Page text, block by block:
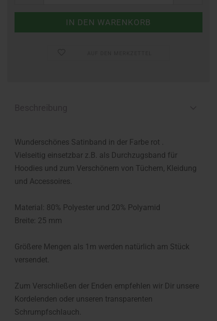
Wunderschönes Satinband in der Farbe rot .
Vielseitig einsetzbar z.B. als Durchzugsband für
Hoodies und zum Verschönern von Tüchern, Kleidung
und Accessoires.
Material: 80% Polyester und 20% Polyamid
Breite: 25 mm
Größere Mengen als 1m werden natürlich am Stück
versendet.
Zum Verschließen der Enden empfehlen wir Dir unsere
Kordelenden oder unseren transparenten
Schrumpfschlauch.